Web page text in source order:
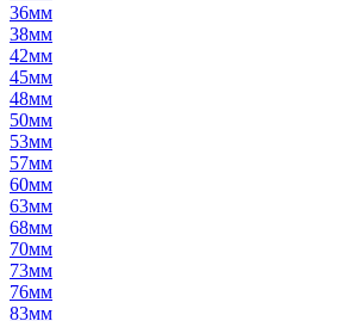
36мм
38мм
42мм
45мм
48мм
50мм
53мм
57мм
60мм
63мм
68мм
70мм
73мм
76мм
83мм